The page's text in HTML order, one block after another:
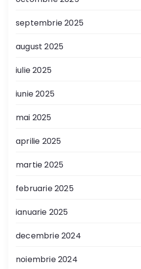
septembrie 2025
august 2025
iulie 2025
iunie 2025
mai 2025
aprilie 2025
martie 2025
februarie 2025
ianuarie 2025
decembrie 2024
noiembrie 2024